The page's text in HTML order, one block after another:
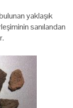
yaklaşık
sanılandan